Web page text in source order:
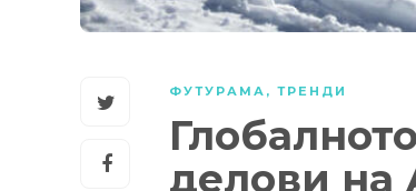
ФУТУРАМА , ТРЕНДИ
делови на